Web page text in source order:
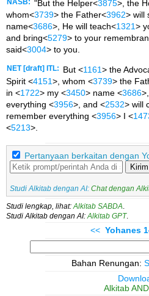
NASB: "But the Helper<3875>, the
whom<3739> the Father<3962> will
name<3686>, He will teach<1321>
and bring<5279> to your
said<3004> to you.
NET [draft] ITL: But <1161> the
Spirit <4151>, whom <3739> the
in <1722> my <3450> name <3686
everything <3956>, and <2532> will
remember everything <3956> I <
<5213>.
Pertanyaan berkaitan dengan
Kirim
Studi Alkitab dengan AI: Chat dengan
Studi lengkap, lihat: Alkitab SABDA
Studi Alkitab dengan AI: Alkitab GPT.
<< Yohanes
Bahan Renungan:
Alkitab